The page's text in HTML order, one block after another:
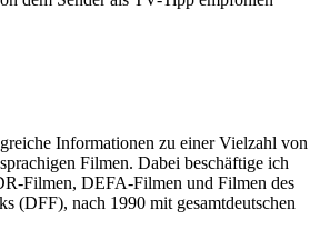
Informationen zu einer Vielzahl von
Filmen. Dabei beschäftige ich
Filmen, DEFA-Filmen und Filmen des
(DFF), nach 1990 mit gesamtdeutschen